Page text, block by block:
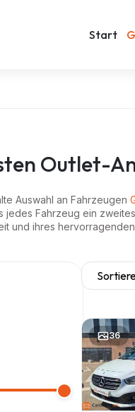
Start
Outlet-
Auswahl an Fahrzeugen
jedes Fahrzeug ein
und ihres
36